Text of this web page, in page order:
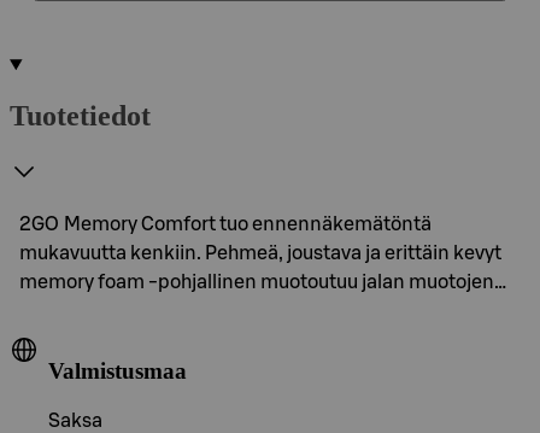
Tuotetiedot
2GO Memory Comfort tuo ennennäkemätöntä
mukavuutta kenkiin. Pehmeä, joustava ja erittäin kevyt
memory foam -pohjallinen muotoutuu jalan muotojen…
Valmistusmaa
Saksa